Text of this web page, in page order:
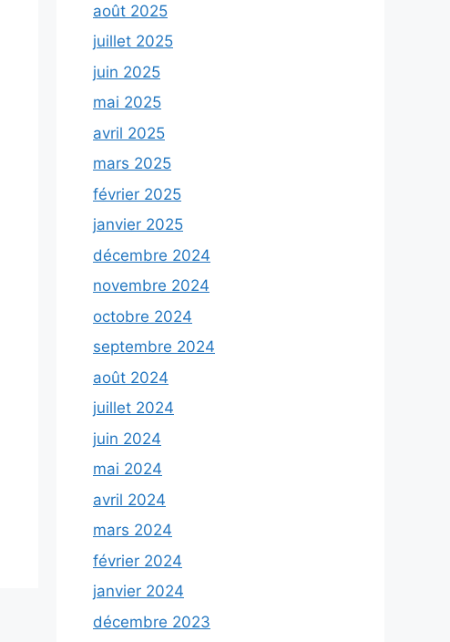
août 2025
juillet 2025
juin 2025
mai 2025
avril 2025
mars 2025
février 2025
janvier 2025
décembre 2024
novembre 2024
octobre 2024
septembre 2024
août 2024
juillet 2024
juin 2024
mai 2024
avril 2024
mars 2024
février 2024
janvier 2024
décembre 2023